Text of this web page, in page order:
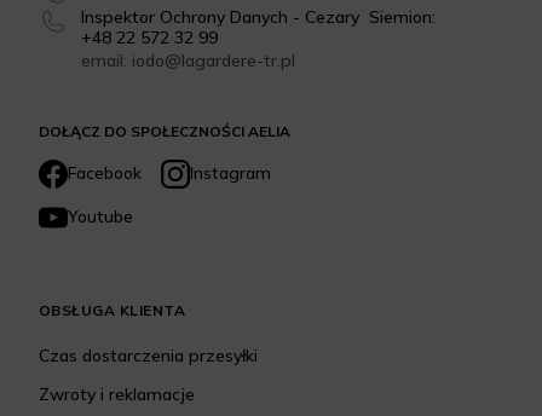
DOŁĄCZ DO SPOŁECZNOŚCI AELIA
Facebook
Instagram
Youtube
Inspektor Ochrony Danych - Cezary Siemion:
+48 22 572 32 99
email: iodo@lagardere-tr.pl
OBSŁUGA KLIENTA
Czas dostarczenia przesyłki
Zwroty i reklamacje